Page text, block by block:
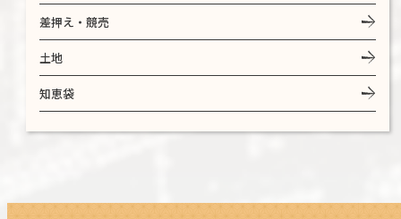
差押え・競売
土地
知恵袋